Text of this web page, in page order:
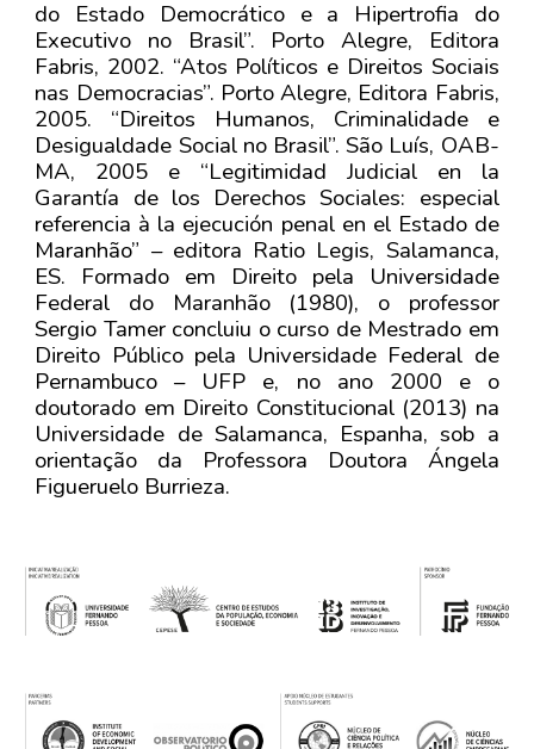
do Estado Democrático e a Hipertrofia do
Executivo no Brasil”. Porto Alegre, Editora
Fabris, 2002. “Atos Políticos e Direitos Sociais
nas Democracias”. Porto Alegre, Editora Fabris,
2005. “Direitos Humanos, Criminalidade e
Desigualdade Social no Brasil”. São Luís, OAB-
MA, 2005 e “Legitimidad Judicial en la
Garantía de los Derechos Sociales: especial
referencia à la ejecución penal en el Estado de
Maranhão” – editora Ratio Legis, Salamanca,
ES. Formado em Direito pela Universidade
Federal do Maranhão (1980), o professor
Sergio Tamer concluiu o curso de Mestrado em
Direito Público pela Universidade Federal de
Pernambuco – UFP e, no ano 2000 e o
doutorado em Direito Constitucional (2013) na
Universidade de Salamanca, Espanha, sob a
orientação da Professora Doutora Ángela
Figueruelo Burrieza.